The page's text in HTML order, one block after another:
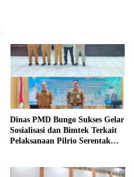
Dinas PMD Bungo Sukses Gelar
Sosialisasi dan Bimtek Terkait
Pelaksanaan Pilrio Serentak